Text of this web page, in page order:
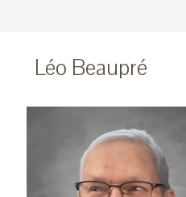
Léo Beaupré